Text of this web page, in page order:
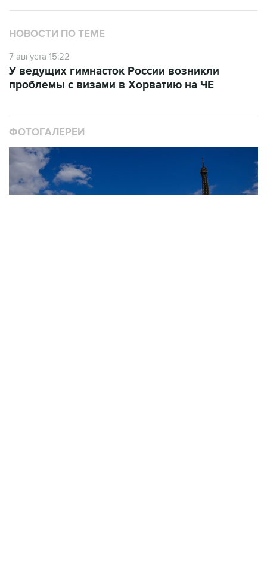
НОВОСТИ ПО ТЕМЕ
7 августа 15:22
У ведущих гимнасток России возникли
проблемы с визами в Хорватию на ЧЕ
ФОТОГАЛЕРЕИ